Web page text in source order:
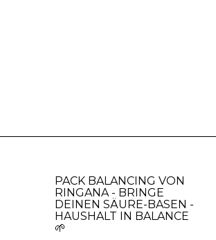
PACK BALANCING VON
RINGANA - BRINGE
DEINEN SÄURE-BASEN -
HAUSHALT IN BALANCE
🌱